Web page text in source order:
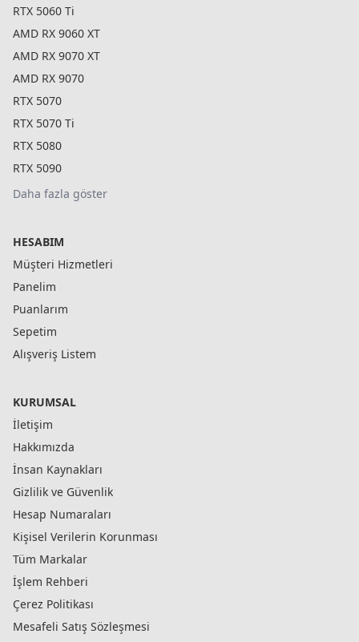
RTX 5060 Ti
AMD RX 9060 XT
AMD RX 9070 XT
AMD RX 9070
RTX 5070
RTX 5070 Ti
RTX 5080
RTX 5090
Daha fazla göster
HESABIM
Müşteri Hizmetleri
Panelim
Puanlarım
Sepetim
Alışveriş Listem
KURUMSAL
İletişim
Hakkımızda
İnsan Kaynakları
Gizlilik ve Güvenlik
Hesap Numaraları
Kişisel Verilerin Korunması
Tüm Markalar
İşlem Rehberi
Çerez Politikası
Mesafeli Satış Sözleşmesi